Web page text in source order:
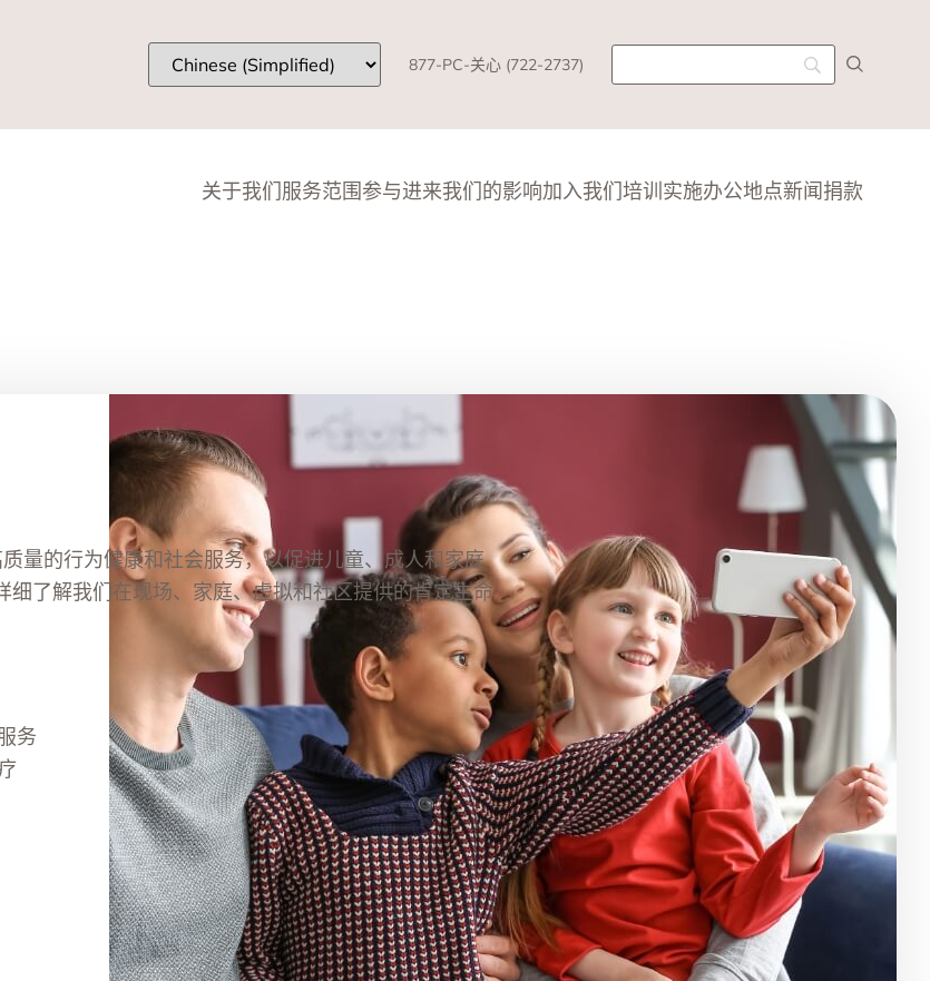
877-PC-关心 (722-2737)
关于我们服务范围参与进来我们的影响加入我们培训实施办公地点新闻捐款
量的行为健康和社会服务，以促进儿童、成人和家庭
细了解我们在现场、家庭、虚拟和社区提供的肯定生命
务